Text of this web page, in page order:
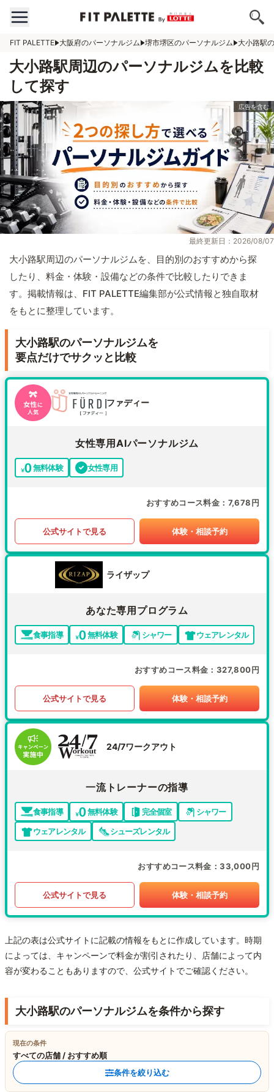
FIT PALETTE 大阪府のパーソナルジム 堺市堺区のパーソナルジム 大小路駅
大小路駅周辺のパーソナルジムを比較
して探す
最終更新日：2026/08/07
大小路駅周辺のパーソナルジムを、目的別のおすすめから探
したり、料金・体験・設備などの条件で比較したりできま
す。掲載情報は、FIT PALETTE編集部が公式情報と独自取材
をもとに整理しています。
大小路駅のパーソナルジムを
要点だけでサクッと比較
ファディー
女性専用AIパーソナルジム
無料体験 女性専用
おすすめコース料金 7,678円
公式サイトで見る 体験・相談予約
ライザップ
あなた専用プログラム
食事指導 無料体験 シャワー ウェアレンタル
おすすめコース料金 327,800円
公式サイトで見る 体験・相談予約
24/7ワークアウト
一流トレーナーの指導
食事指導 無料体験 完全個室
シャワー
ウェアレンタル
シューズレンタル
おすすめコース料金 33,000円
公式サイトで見る 体験・相談予約
上記の表は公式サイトに記載の情報をもとに作成しています。時期
によっては、キャンペーンで料金が割引されたり、店舗によって内
容が変わることもありますので、公式サイトでご確認ください。
大小路駅のパーソナルジムを条件から探す
現在の条件
すべての店舗 / おすすめ順
条件を絞り込む